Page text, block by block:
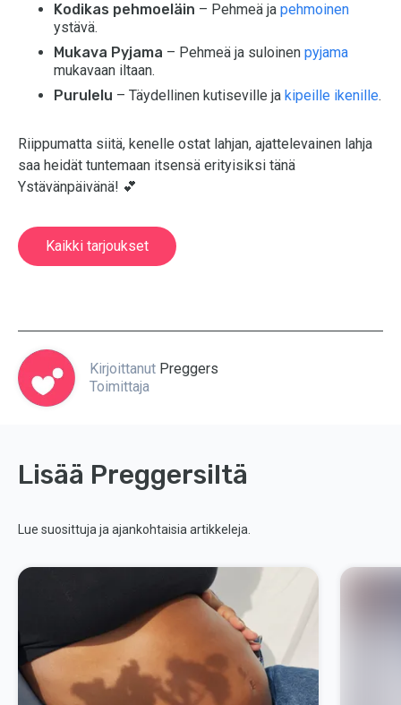
Kodikas pehmoeläin – Pehmeä ja pehmoinen
ystävä.
Mukava Pyjama – Pehmeä ja suloinen pyjama
mukavaan iltaan.
Purulelu – Täydellinen kutiseville ja kipeille ikenille.
Riippumatta siitä, kenelle ostat lahjan, ajattelevainen lahja
saa heidät tuntemaan itsensä erityisiksi tänä
Ystävänpäivänä! 💕
Kaikki tarjoukset
Kirjoittanut Preggers
Toimittaja
Lisää Preggersiltä
Lue suosittuja ja ajankohtaisia artikkeleja.